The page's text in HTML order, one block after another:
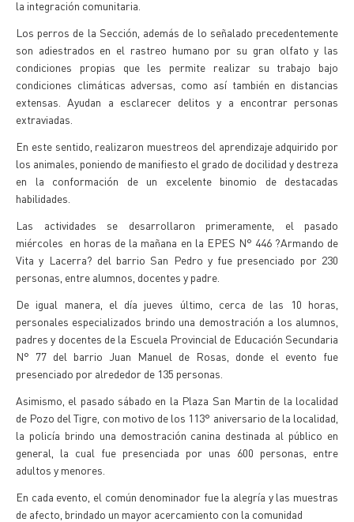
la integración comunitaria.
Los perros de la Sección, además de lo señalado precedentemente
son adiestrados en el rastreo humano por su gran olfato y las
condiciones propias que les permite realizar su trabajo bajo
condiciones climáticas adversas, como así también en distancias
extensas. Ayudan a esclarecer delitos y a encontrar personas
extraviadas.
En este sentido, realizaron muestreos del aprendizaje adquirido por
los animales, poniendo de manifiesto el grado de docilidad y destreza
en la conformación de un excelente binomio de destacadas
habilidades.
Las actividades se desarrollaron primeramente, el pasado
miércoles en horas de la mañana en la EPES N° 446 ?Armando de
Vita y Lacerra? del barrio San Pedro y fue presenciado por 230
personas, entre alumnos, docentes y padre.
De igual manera, el día jueves último, cerca de las 10 horas,
personales especializados brindo una demostración a los alumnos,
padres y docentes de la Escuela Provincial de Educación Secundaria
N° 77 del barrio Juan Manuel de Rosas, donde el evento fue
presenciado por alrededor de 135 personas.
Asimismo, el pasado sábado en la Plaza San Martin de la localidad
de Pozo del Tigre, con motivo de los 113° aniversario de la localidad,
la policía brindo una demostración canina destinada al público en
general, la cual fue presenciada por unas 600 personas, entre
adultos y menores.
En cada evento, el común denominador fue la alegría y las muestras
de afecto, brindado un mayor acercamiento con la comunidad